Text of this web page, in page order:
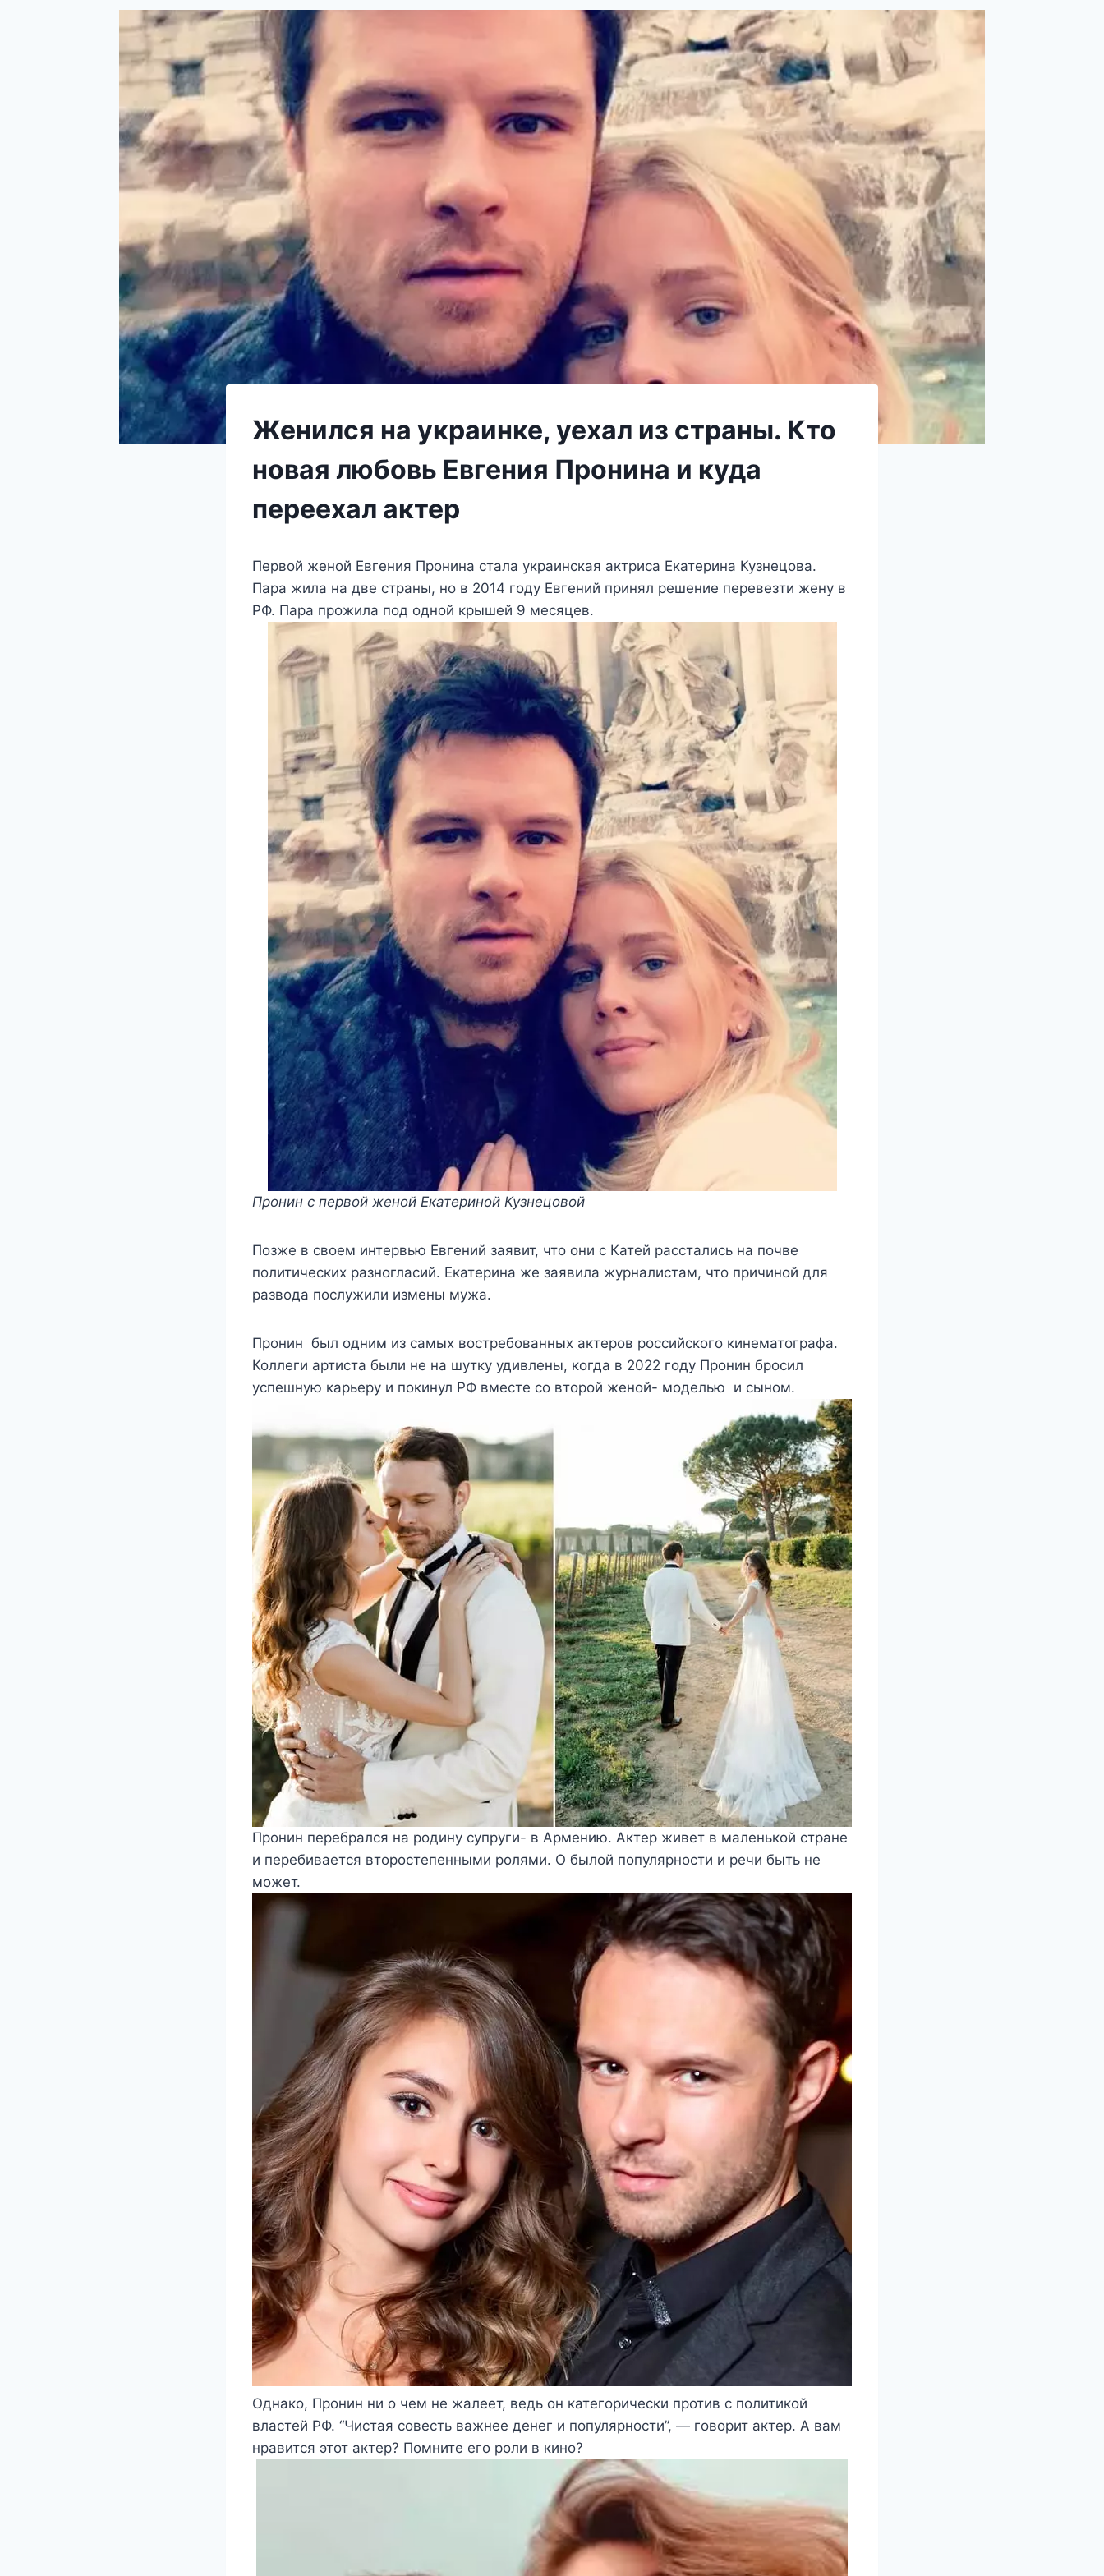
Женился на украинке, уехал из страны. Кто
новая любовь Евгения Пронина и куда
переехал актер
Первой женой Евгения Пронина стала украинская актриса Екатерина Кузнецова.
Пара жила на две страны, но в 2014 году Евгений принял решение перевезти жену в
РФ. Пара прожила под одной крышей 9 месяцев.
Пронин с первой женой Екатериной Кузнецовой
Позже в своем интервью Евгений заявит, что они с Катей расстались на почве
политических разногласий. Екатерина же заявила журналистам, что причиной для
развода послужили измены мужа.
Пронин был одним из самых востребованных актеров российского кинематографа.
Коллеги артиста были не на шутку удивлены, когда в 2022 году Пронин бросил
успешную карьеру и покинул РФ вместе со второй женой- моделью и сыном.
Пронин перебрался на родину супруги- в Армению. Актер живет в маленькой стране
и перебивается второстепенными ролями. О былой популярности и речи быть не
может.
Однако, Пронин ни о чем не жалеет, ведь он категорически против с политикой
властей РФ. “Чистая совесть важнее денег и популярности”, — говорит актер. А вам
нравится этот актер? Помните его роли в кино?